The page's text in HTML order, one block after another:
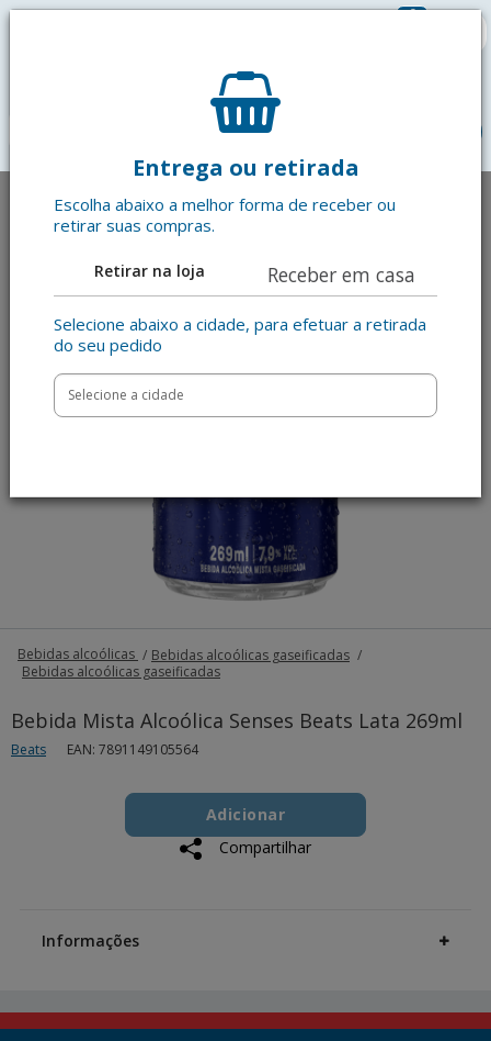
0
Entrega ou retirada
Escolha abaixo a melhor forma de receber ou
retirar suas compras.
Retirar na loja Receber em casa
Selecione abaixo a cidade, para efetuar a retirada
do seu pedido
Bebidas alcoólicas
Bebidas alcoólicas gaseificadas
Bebidas alcoólicas gaseificadas
Bebida Mista Alcoólica Senses Beats Lata 269ml
Beats EAN: 7891149105564
to
cart
Product
ActionsAdicionar
Compartilhar
Information
Informações